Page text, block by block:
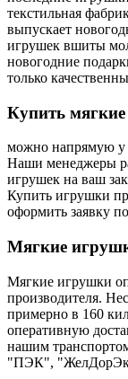
текстильная
выпускает
игрушек вшиты
новогодние
только
Купить
можно напрямую у
Наши менеджеры
игрушек на ваш
Купить игрушки
оформить заявку
Мягкие
Мягкие игрушки
производителя.
примерно в 160
оперативную
нашим
"ПЭК",